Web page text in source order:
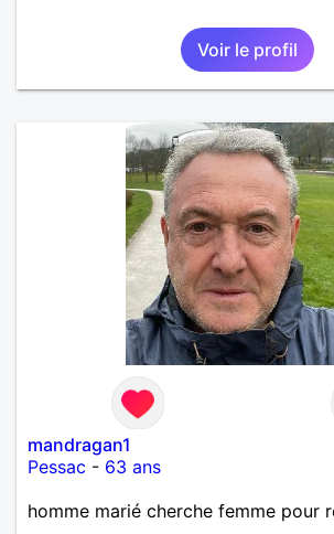
Voir le profil
mandragan1
Pessac - 63 ans
homme marié cherche femme pour